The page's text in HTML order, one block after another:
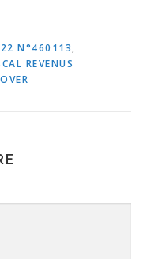
N°460113,
REVENUS